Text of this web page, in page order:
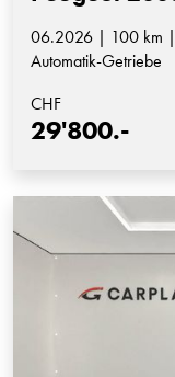
06.2026 | 100 km |
Automatik-Getriebe
CHF
29'800.-